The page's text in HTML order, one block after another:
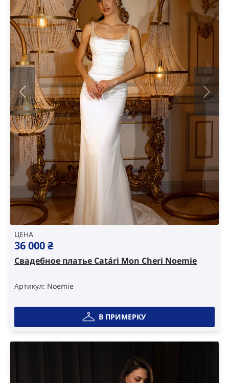
ЦЕНА
36 000₴
Свадебное платье Catári Mon Cheri Noemie
Артикул: Noemie
В ПРИМЕРКУ